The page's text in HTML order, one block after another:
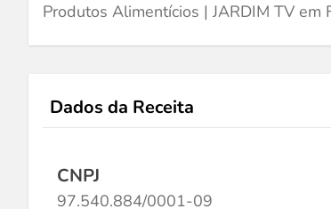
Produtos Alimentícios | JARDIM TV em
Dados da Receita
CNPJ
97.540.884/0001-09